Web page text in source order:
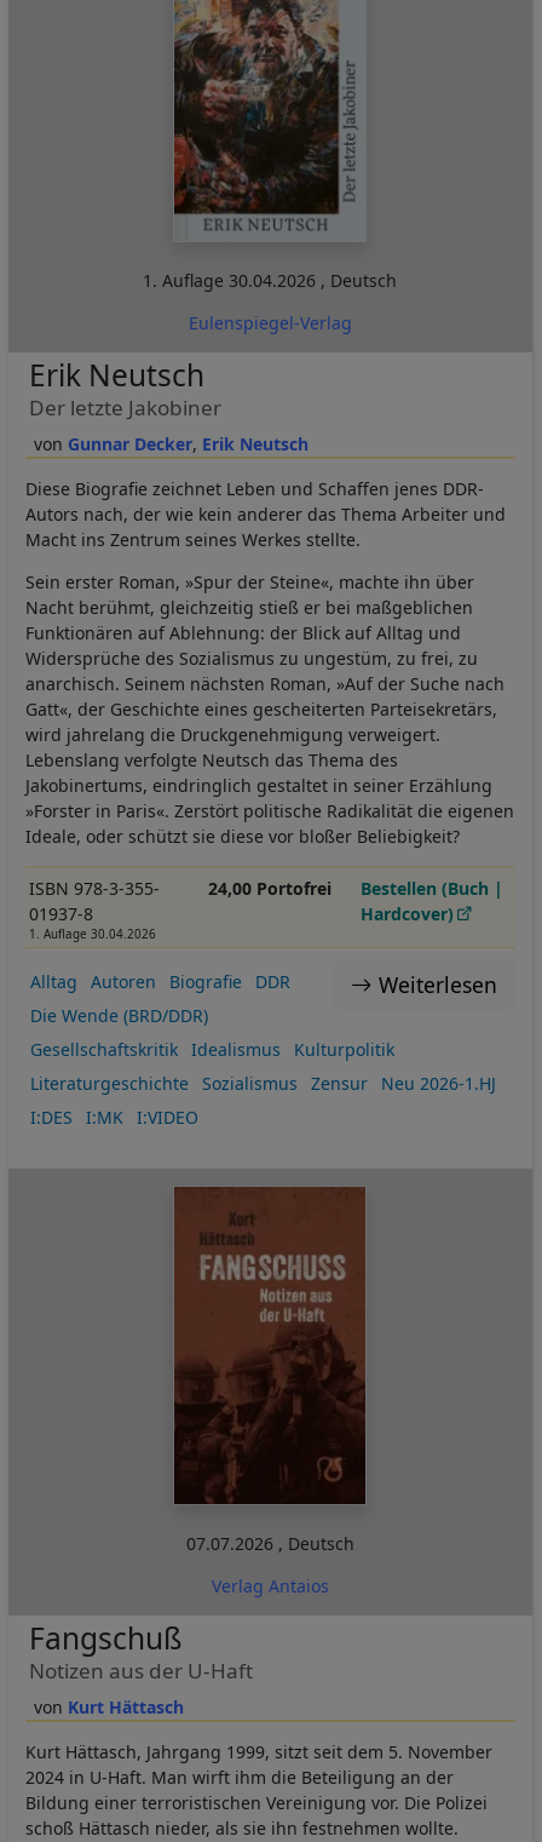
1. Auflage 30.04.2026 , Deutsch
Eulenspiegel-Verlag
Gunnar Decker Erik Neutsch
Erik Neutsch
Der letzte Jakobiner
Diese Biografie zeichnet Leben und Schaffen jenes DDR-
Autors nach, der wie kein anderer das Thema Arbeiter und
Macht ins Zentrum seines Werkes stellte.
Sein erster Roman, »Spur der Steine«, machte ihn über
Nacht berühmt, gleichzeitig stieß er bei maßgeblichen
Funktionären auf Ablehnung: der Blick auf Alltag und
Widersprüche des Sozialismus zu ungestüm, zu frei, zu
anarchisch. Seinem nächsten Roman, »Auf der Suche nach
Gatt«, der Geschichte eines gescheiterten Parteisekretärs,
wird jahrelang die Druckgenehmigung verweigert.
Lebenslang verfolgte Neutsch das Thema des
Jakobinertums, eindringlich gestaltet in seiner Erzählung
»Forster in Paris«. Zerstört politische Radikalität die eigenen
Ideale, oder schützt sie diese vor bloßer Beliebigkeit?
ISBN 978-3-355-
01937-8
1. Auflage 30.04.2026
24,00 Portofrei
Bestellen (Buch |
Hardcover)
Weiterlesen
Alltag Autoren Biografie
DDR
Die Wende (BRD/DDR)
Gesellschaftskritik
Idealismus
Kulturpolitik
Literaturgeschichte
Sozialismus Zensur
Neu 2026-1.HJ
I:DES
I:MK I:VIDEO
07.07.2026 , Deutsch
Verlag Antaios
Kurt Hättasch
Fangschuß
Notizen aus der U-Haft
Kurt Hättasch, Jahrgang 1999, sitzt seit dem 5. November
2024 in U-Haft. Man wirft ihm die Beteiligung an der
Bildung einer terroristischen Vereinigung vor. Die Polizei
schoß Hättasch nieder, als sie ihn festnehmen wollte.